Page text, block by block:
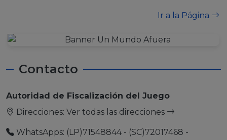
Ir a la Página
Contacto
Autoridad de Fiscalización del Juego
Direcciones: Ver todas las direcciones
WhatsApps: (LP)71548844 - (SC)72017468 -